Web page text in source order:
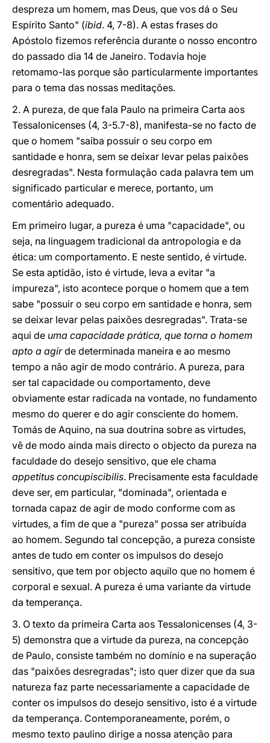
despreza um homem, mas Deus, que vos dá o Seu
Espírito Santo" (ibid. 4, 7-8). A estas frases do
Apóstolo fizemos referência durante o nosso encontro
do passado dia 14 de Janeiro. Todavia hoje
retomamo-las porque são particularmente importantes
para o tema das nossas meditações.
2. A pureza, de que fala Paulo na primeira Carta aos
Tessalonicenses (4, 3-5.7-8), manifesta-se no facto de
que o homem "saiba possuir o seu corpo em
santidade e honra, sem se deixar levar pelas paixões
desregradas". Nesta formulação cada palavra tem um
significado particular e merece, portanto, um
comentário adequado.
Em primeiro lugar, a pureza é uma "capacidade", ou
seja, na linguagem tradicional da antropologia e da
ética: um comportamento. E neste sentido, é virtude.
Se esta aptidão, isto é virtude, leva a evitar "a
impureza", isto acontece porque o homem que a tem
sabe "possuir o seu corpo em santidade e honra, sem
se deixar levar pelas paixões desregradas". Trata-se
aqui de uma capacidade prática, que torna o homem
apto a agirde determinada maneira e ao mesmo
tempo a não agir de modo contrário. A pureza, para
ser tal capacidade ou comportamento, deve
obviamente estar radicada na vontade, no fundamento
mesmo do querer e do agir consciente do homem.
Tomás de Aquino, na sua doutrina sobre as virtudes,
vê de modo ainda mais directo o objecto da pureza na
faculdade do desejo sensitivo, que ele chama
appetitus concupiscibilis. Precisamente esta faculdade
deve ser, em particular, "dominada", orientada e
tornada capaz de agir de modo conforme com as
virtudes, a fim de que a "pureza" possa ser atribuída
ao homem. Segundo tal concepção, a pureza consiste
antes de tudo em conter os impulsos do desejo
sensitivo, que tem por objecto aquilo que no homem é
corporal e sexual. A pureza é uma variante da virtude
da temperança.
3. O texto da primeira Carta aos Tessalonicenses (4, 3-
5) demonstra que a virtude da pureza, na concepção
de Paulo, consiste também no domínio e na superação
das "paixões desregradas"; isto quer dizer que da sua
natureza faz parte necessariamente a capacidade de
conter os impulsos do desejo sensitivo, isto é a virtude
da temperança. Contemporaneamente, porém, o
mesmo texto paulino dirige a nossa atenção para